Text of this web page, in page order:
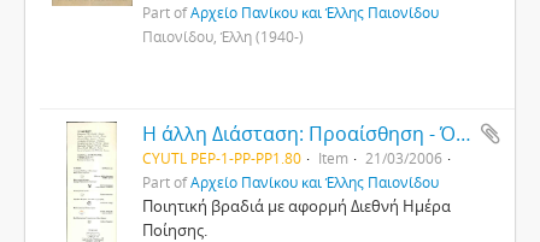
Part ofΑρχείο Πανίκου και Έλλης Παιονίδου
Παιονίδου, Έλλη (1940-)
Η άλλη Διάσταση: Προαίσθηση - Όραμα - Θεϊκό
CYUTL PEP-1-PP-PP1.80 Item
21/03/2006
Part ofΑρχείο Πανίκου και Έλλης Παιονίδου
Ποιητική βραδιά με αφορμή Διεθνή Ημέρα
Ποίησης.